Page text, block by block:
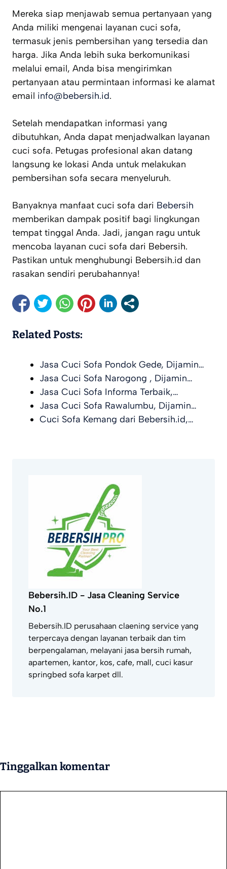
Mereka siap menjawab semua pertanyaan yang
Anda miliki mengenai layanan cuci sofa,
termasuk jenis pembersihan yang tersedia dan
harga. Jika Anda lebih suka berkomunikasi
melalui email, Anda bisa mengirimkan
pertanyaan atau permintaan informasi ke alamat
email info@bebersih.id.
Setelah mendapatkan informasi yang
dibutuhkan, Anda dapat menjadwalkan layanan
cuci sofa. Petugas profesional akan datang
langsung ke lokasi Anda untuk melakukan
pembersihan sofa secara menyeluruh.
Banyaknya manfaat cuci sofa dari Bebersih
memberikan dampak positif bagi lingkungan
tempat tinggal Anda. Jadi, jangan ragu untuk
mencoba layanan cuci sofa dari Bebersih.
Pastikan untuk menghubungi Bebersih.id dan
rasakan sendiri perubahannya!
Related Posts:
Jasa Cuci Sofa Pondok Gede, Dijamin…
Jasa Cuci Sofa Narogong , Dijamin…
Jasa Cuci Sofa Informa Terbaik,…
Jasa Cuci Sofa Rawalumbu, Dijamin…
Cuci Sofa Kemang dari Bebersih.id,…
Bebersih.ID - Jasa Cleaning Service
No.1
Bebersih.ID perusahaan claening service yang
terpercaya dengan layanan terbaik dan tim
berpengalaman, melayani jasa bersih rumah,
apartemen, kantor, kos, cafe, mall, cuci kasur
springbed sofa karpet dll.
Tinggalkan komentar